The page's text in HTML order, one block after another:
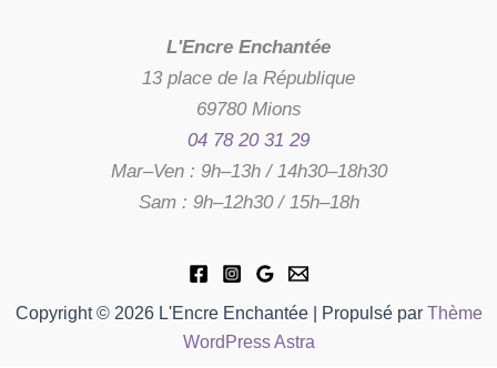
L'Encre Enchantée
13 place de la République
69780 Mions
04 78 20 31 29
Mar–Ven : 9h–13h / 14h30–18h30
Sam : 9h–12h30 / 15h–18h
Copyright © 2026 L'Encre Enchantée | Propulsé par Thème
WordPress Astra